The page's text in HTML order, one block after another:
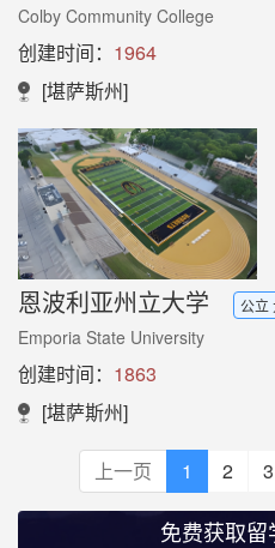
Colby Community College
创建时间： 1964
[堪萨斯州]
恩波利亚州立大学 公立
Emporia State University
创建时间： 1863
[堪萨斯州]
上一页 1 2 3
免费获取